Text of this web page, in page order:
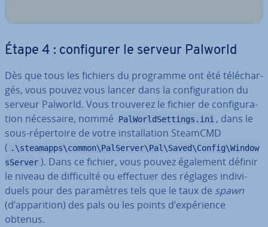
Étape 4 : con­fi­gu­rer le serveur Palworld
Dès que tous les fichiers du programme ont été té­lé­char­
gés, vous pouvez vous lancer dans la con­fi­gu­ra­tion du
serveur Palworld. Vous trouverez le fichier de con­fi­gu­ra­
tion né­ces­saire, nommé
PalWorldSettings.ini , dans le
sous-ré­per­toire de votre ins­tal­la­tion SteamCMD
( .\steamapps\common\PalServer\Pal\Saved\Config\Window
sServer ). Dans ce fichier, vous pouvez également définir
le niveau de dif­fi­culté ou effectuer des réglages in­di­vi­
duels pour des pa­ra­mètres tels que le taux de spawn
(d’ap­pa­ri­tion) des pals ou les points d’ex­pé­rience
obtenus.